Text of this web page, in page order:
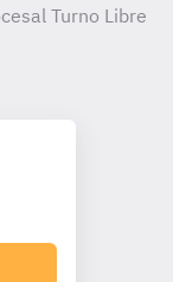
Turno Libre